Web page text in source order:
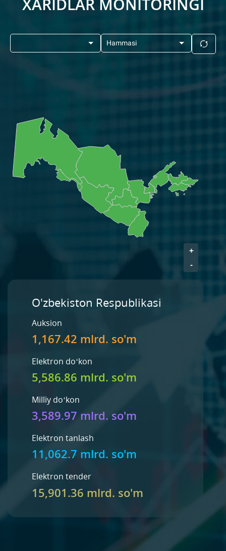
XARIDLAR MONITORINGI
Hammasi
+
-
O'zbekiston Respublikasi
Auksion
1,167.42 mlrd. so'm
Elektron do‘kon
5,586.86 mlrd. so'm
Milliy do‘kon
3,589.97 mlrd. so'm
Elektron tanlash
11,062.7 mlrd. so'm
Elektron tender
15,901.36 mlrd. so'm